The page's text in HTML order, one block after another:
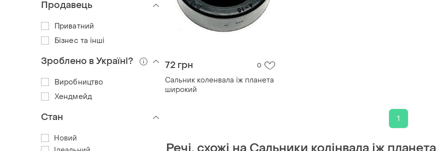
72 грн 0
Сальник коленвала іж планета
широкий
1
Продавець
Приватний
Бізнес та інші
Зроблено в Україні?
Виробництво
Хендмейд
Стан
Новий